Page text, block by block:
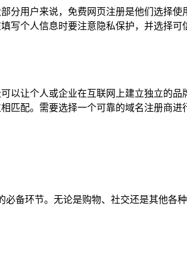
分用户来说，免费网页注册是他们选择
写个人信息时要注意隐私保护，并选择
以让个人或企业在互联网上建立独立的
匹配。需要选择一个可靠的域名注册商
备环节。无论是购物、社交还是其他各